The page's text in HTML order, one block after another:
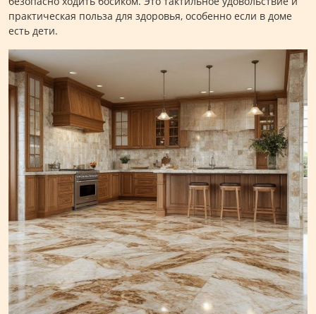
практическая польза для здоровья, особенно если в доме
есть дети.